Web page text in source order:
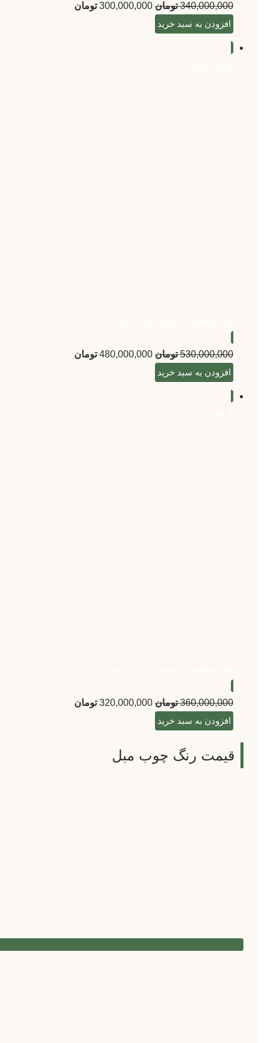
340,000,000 تومان 300,000,000 تومان
افزودن به سبد خرید
530,000,000 تومان 480,000,000 تومان
افزودن به سبد خرید
360,000,000 تومان 320,000,000 تومان
افزودن به سبد خرید
قیمت رنگ چوب مبل